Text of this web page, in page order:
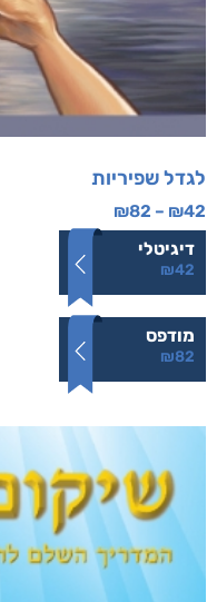
לגדל שפיריות
₪42
–
₪82
דיגיטלי
₪42
מודפס
₪82